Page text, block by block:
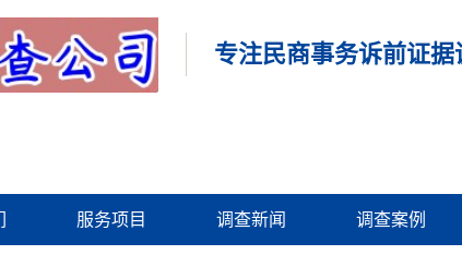
专注民商事务诉前证
服务项目 调查新闻 调查案例